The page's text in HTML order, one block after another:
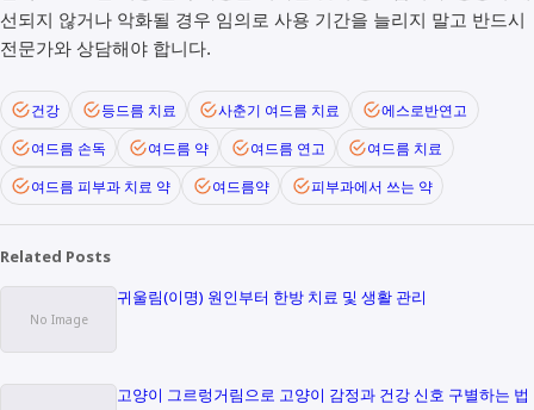
선되지 않거나 악화될 경우 임의로 사용 기간을 늘리지 말고 반드시
전문가와 상담해야 합니다.
건강 등드름 치료 사춘기 여드름 치료
에스로반연고
여드름 손독
여드름 약 여드름 연고
여드름 치료
여드름 피부과 치료 약
여드름약 피부과에서 쓰는 약
Related Posts
귀울림(이명) 원인부터 한방 치료 및 생활 관리
고양이 그르렁거림으로 고양이 감정과 건강 신호 구별하는 법